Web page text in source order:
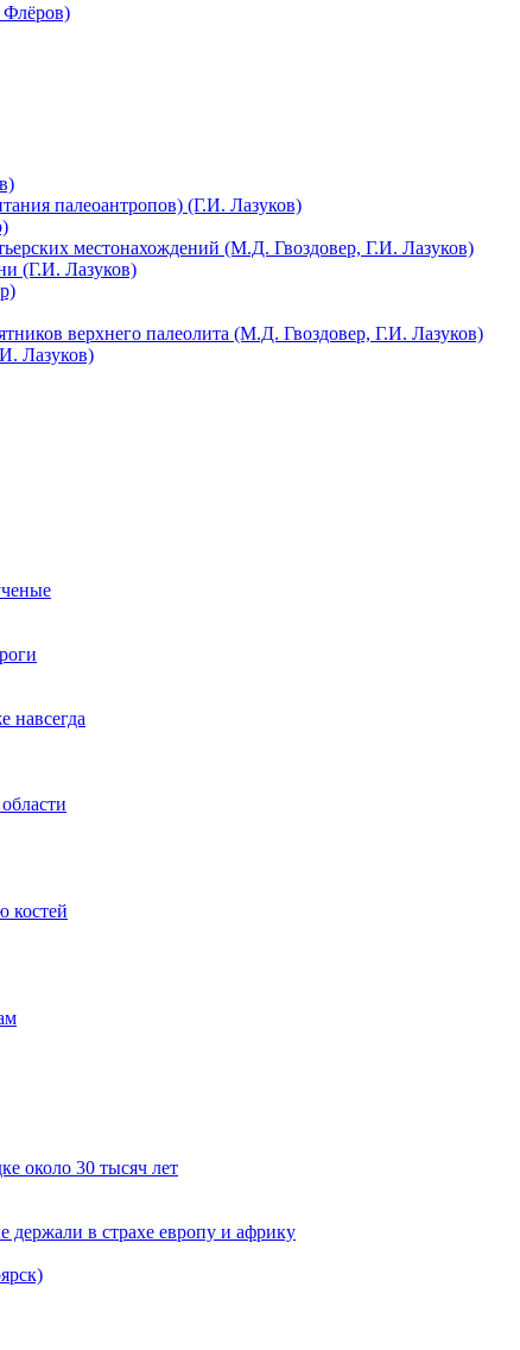
Флёров)
палеоантропов) (Г.И. Лазуков)
местонахождений (М.Д. Гвоздовер, Г.И. Лазуков)
(Г.И. Лазуков)
верхнего палеолита (М.Д. Гвоздовер, Г.И. Лазуков)
Лазуков)
навсегда
костей
около 30 тысяч лет
держали в страхе европу и африку